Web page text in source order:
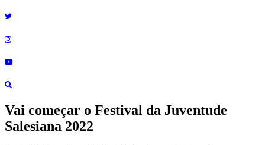
Vai começar o Festival da Juventude
Salesiana 2022